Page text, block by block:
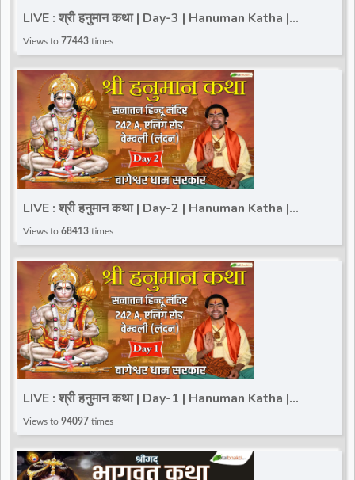
LIVE : श्री हनुमान कथा | Day-3 | Hanuman Katha |
Bageshwar Dham Sarkar | London, U.K.
Views to 77443 times
LIVE : श्री हनुमान कथा | Day-2 | Hanuman Katha |
Bageshwar Dham Sarkar | London, U.K.
Views to 68413 times
LIVE : श्री हनुमान कथा | Day-1 | Hanuman Katha |
Bageshwar Dham Sarkar | London, U.K.
Views to 94097 times